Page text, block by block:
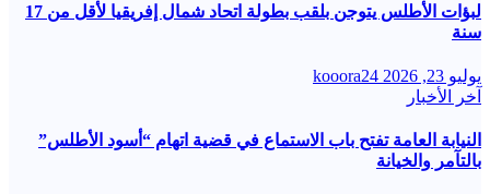
لبؤات الأطلس يتوجن بلقب بطولة اتحاد شمال إفريقيا لأقل من 17
سنة
يوليو 23, 2026
kooora24
آخر الأخبار
النيابة العامة تفتح باب الاستماع في قضية اتهام “أسود الأطلس”
بالتآمر والخيانة